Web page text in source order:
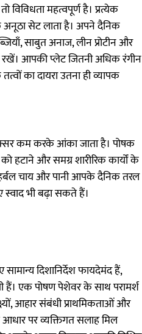
विविधता महत्वपूर्ण है। प्रत्येक
सेट लाता है। अपने दैनिक
साबुत अनाज, लीन प्रोटीन और
आपकी प्लेट जितनी अधिक रंगीन
का दायरा उतना ही व्यापक
कम करके आंका जाता है। पोषक
हटाने और समग्र शारीरिक कार्यों के
चाय और पानी आपके दैनिक तरल
भी बढ़ा सकते हैं।
दिशानिर्देश फायदेमंद हैं,
एक पोषण पेशेवर के साथ परामर्श
आहार संबंधी प्राथमिकताओं और
आधार पर व्यक्तिगत सलाह मिल